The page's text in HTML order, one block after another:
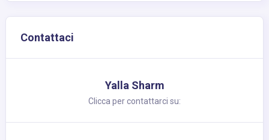
Contattaci
Yalla Sharm
Clicca per contattarci su: